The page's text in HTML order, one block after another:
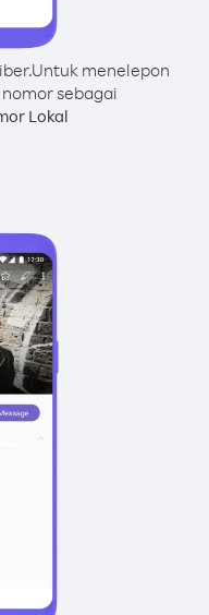
Untuk menelepon
sebagai
Lokal